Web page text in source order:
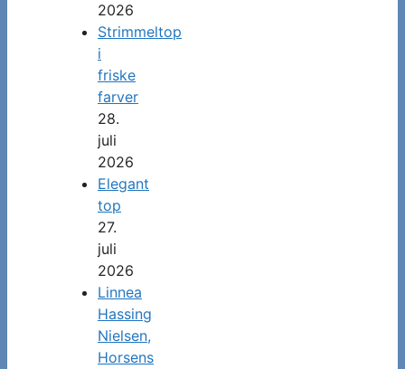
2026
Strimmeltop
i
friske
farver
28.
juli
2026
Elegant
top
27.
juli
2026
Linnea
Hassing
Nielsen,
Horsens